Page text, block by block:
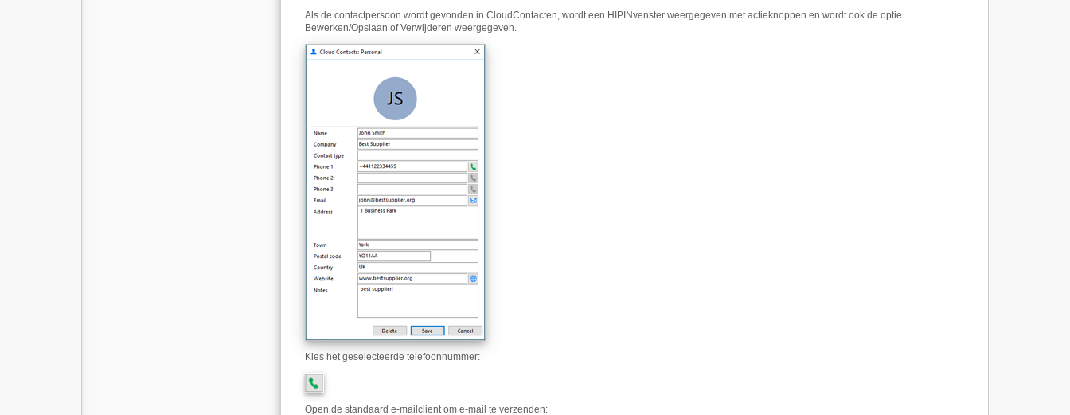
Als de contactpersoon wordt gevonden in CloudContacten, wordt een HIPINvenster weergegeven met actieknoppen en wordt ook de optie
Bewerken/Opslaan of Verwijderen weergegeven.
Kies het geselecteerde telefoonnummer:
Open de standaard e-mailclient om e-mail te verzenden: